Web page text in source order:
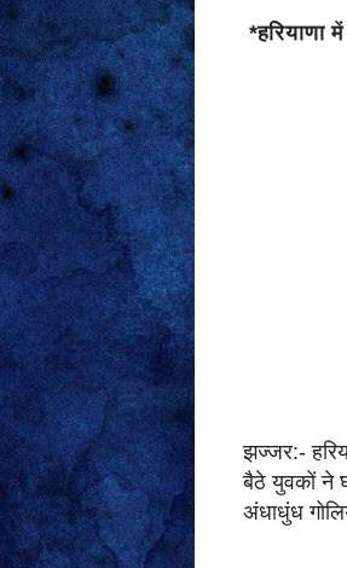
*हरियाणा
झज्जर:-
बैठे युवकों ने
अंधाधुंध